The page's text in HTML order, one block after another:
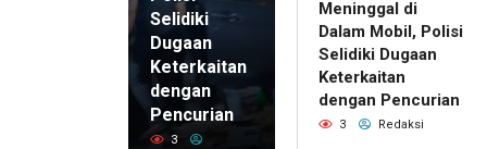
Selidiki
Dugaan
Keterkaitan
dengan
Pencurian
3
Meninggal di
Dalam Mobil, Polisi
Selidiki Dugaan
Keterkaitan
dengan Pencurian
3 Redaksi